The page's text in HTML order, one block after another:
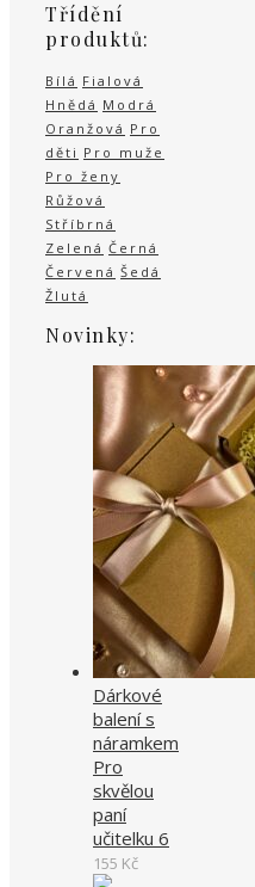
Třídění
produktů:
Bílá Fialová
Hnědá Modrá
Oranžová Pro
děti Pro muže
Pro ženy
Růžová
Stříbrná
Zelená Černá
Červená Šedá
Žlutá
Novinky:
Dárkové
balení s
náramkem
Pro
skvělou
paní
učitelku 6
155 Kč